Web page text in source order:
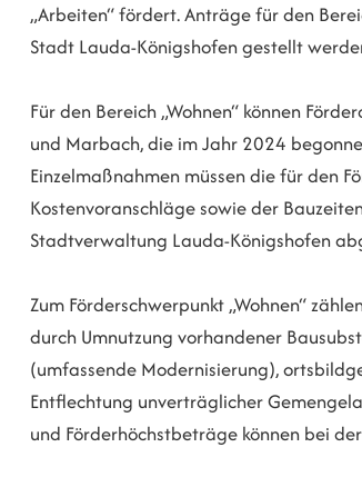
„Arbeiten“ fördert. Anträge für den
Stadt Lauda-Königshofen gestellt
Für den Bereich „Wohnen“ können
und Marbach, die im Jahr 2024
Einzelmaßnahmen müssen die für den
Kostenvoranschläge sowie der
Stadtverwaltung Lauda-Königshofen
Zum Förderschwerpunkt „Wohnen“
durch Umnutzung vorhandener
(umfassende Modernisierung),
Entflechtung unverträglicher
und Förderhöchstbeträge können bei